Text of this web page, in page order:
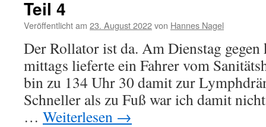
Teil 4
Veröffentlicht am 23. August 2022von Hannes Nagel
Der Rollator ist da. Am Dienstag
mittags lieferte ein Fahrer vom
bin zu 134 Uhr 30 damit zur
Schneller als zu Fuß war ich damit
… Weiterlesen →